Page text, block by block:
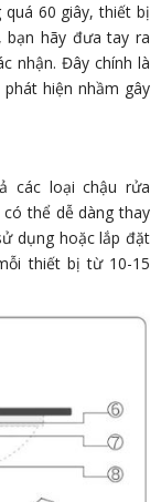
60 giây, thiết bị
hãy đưa tay ra
nhận. Đây chính là
hiện nhầm gây
các loại chậu rửa
thể dễ dàng thay
dụng hoặc lắp đặt
thiết bị từ 10-15